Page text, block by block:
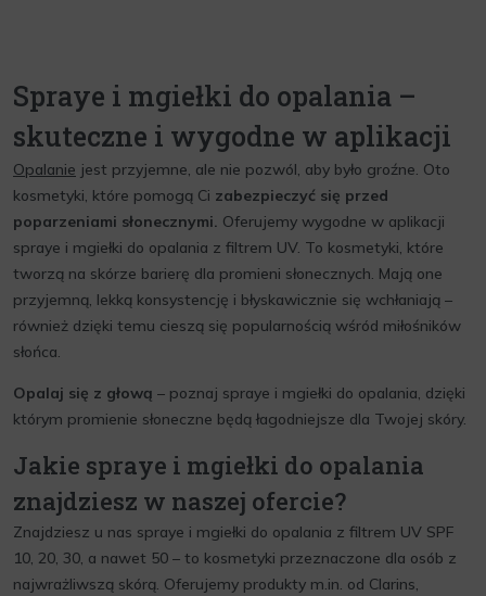
Spraye i mgiełki do opalania –
skuteczne i wygodne w aplikacji
Opalanie jest przyjemne, ale nie pozwól, aby było groźne. Oto
kosmetyki, które pomogą Ci zabezpieczyć się przed
poparzeniami słonecznymi. Oferujemy wygodne w aplikacji
spraye i mgiełki do opalania z filtrem UV. To kosmetyki, które
tworzą na skórze barierę dla promieni słonecznych. Mają one
przyjemną, lekką konsystencję i błyskawicznie się wchłaniają –
również dzięki temu cieszą się popularnością wśród miłośników
słońca.
Opalaj się z głową – poznaj spraye i mgiełki do opalania, dzięki
którym promienie słoneczne będą łagodniejsze dla Twojej skóry.
Jakie spraye i mgiełki do opalania
znajdziesz w naszej ofercie?
Znajdziesz u nas spraye i mgiełki do opalania z filtrem UV SPF
10, 20, 30, a nawet 50 – to kosmetyki przeznaczone dla osób z
najwrażliwszą skórą. Oferujemy produkty m.in. od Clarins,